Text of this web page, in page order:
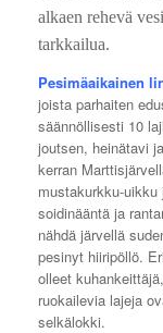
alkaen rehevä
tarkkailua.
Pesimäaikainen
joista parhaiten
säännöllisesti 10
joutsen, heinätavi
kerran
mustakurkku-
soidinääntä ja
nähdä järvellä
pesinyt hiiripöllö.
olleet
ruokailevia lajeja
selkälokki.